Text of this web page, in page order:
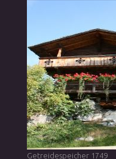
Getreidespeicher 1749